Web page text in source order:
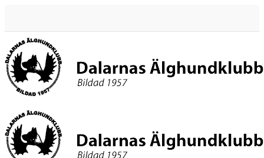
innehåll